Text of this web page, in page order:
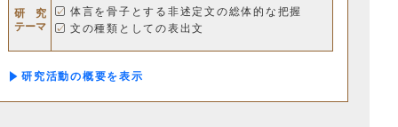
研 究
テーマ
体言を骨子とする非述定文の総体的な把握
文の種類としての表出文
研究活動の概要
情報工学科